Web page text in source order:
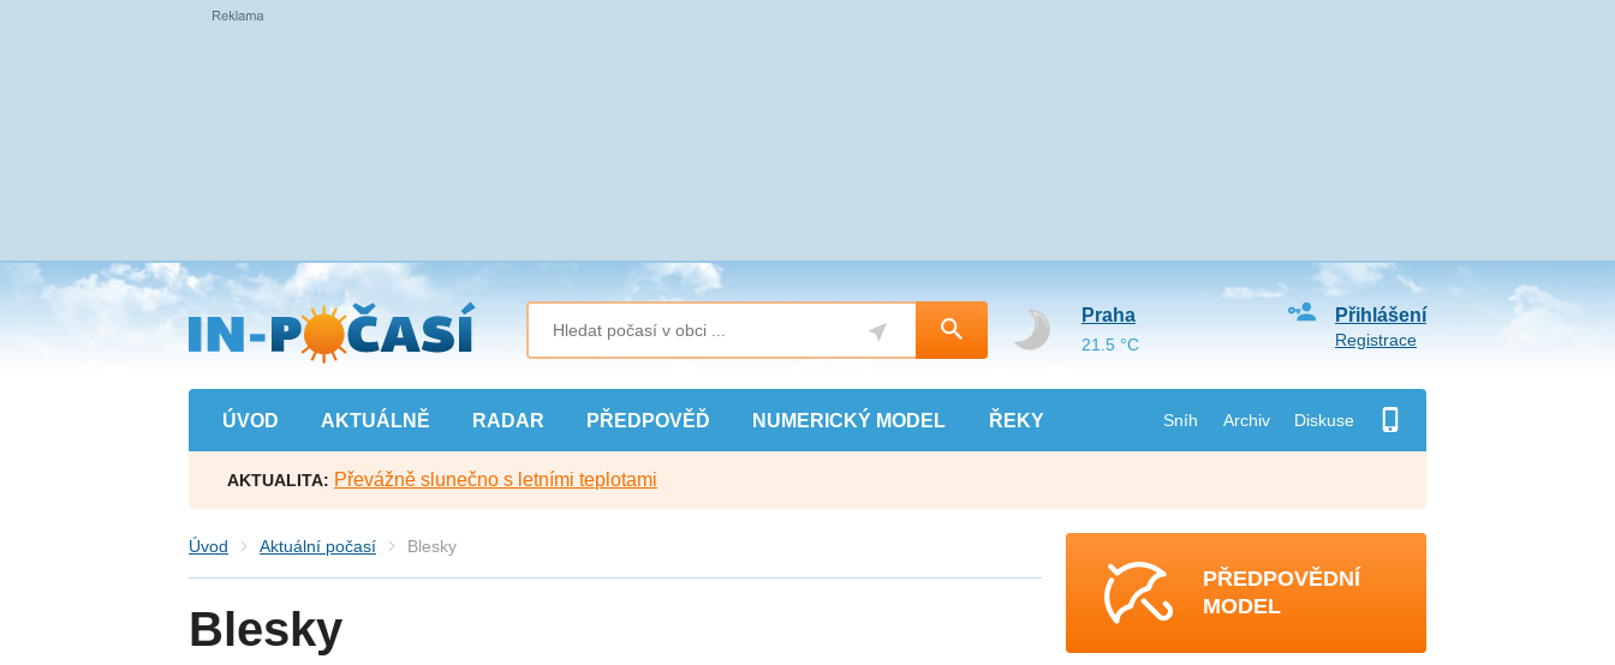
Přejít
na
hlavní
obsah
ÚVOD AKTUÁLNĚ RADAR PŘEDPOVĚĎ NUMERICKÝ MODEL ŘEKY Sníh Archiv Diskuse
Přihlášení
Registrace
Praha
21.5 °C
AKTUALITA: Převážně slunečno s letními teplotami
Úvod Aktuální počasí Blesky
Blesky
PŘEDPOVĚDNÍ
MODEL